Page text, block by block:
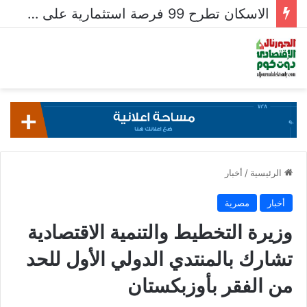
الإسكان تستعرض تنفيذ عدد من المشروعات بمدينتي العاشر من رمضان وحدائق العاشر
الرئيسية / أخبار
أخبار مصرية
وزيرة التخطيط والتنمية الاقتصادية
تشارك بالمنتدي الدولي الأول للحد
من الفقر بأوزبكستان